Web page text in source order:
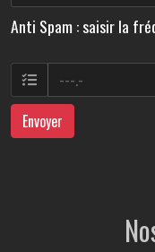
Anti Spam : saisir la
Envoyer